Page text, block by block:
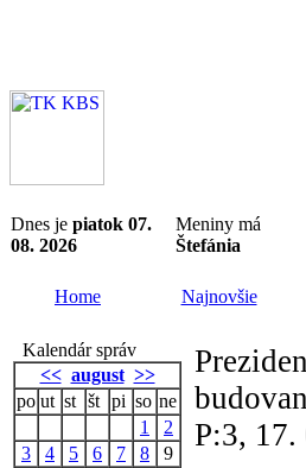
Dnes je piatok 07.
08. 2026
Meniny má
Štefánia
Home Najnovšie
Kalendár správ
<< august >>
po ut st št pi so ne
1
2
3
4 5 6 7 8
9
P:3,